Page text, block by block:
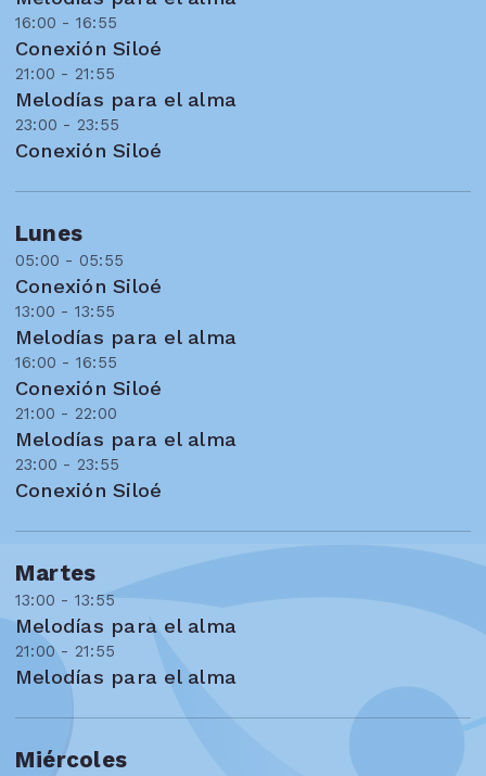
16:00 - 16:55
Conexión Siloé
21:00 - 21:55
Melodías para el alma
23:00 - 23:55
Conexión Siloé
Lunes
05:00 - 05:55
Conexión Siloé
13:00 - 13:55
Melodías para el alma
16:00 - 16:55
Conexión Siloé
21:00 - 22:00
Melodías para el alma
23:00 - 23:55
Conexión Siloé
Martes
13:00 - 13:55
Melodías para el alma
21:00 - 21:55
Melodías para el alma
Miércoles